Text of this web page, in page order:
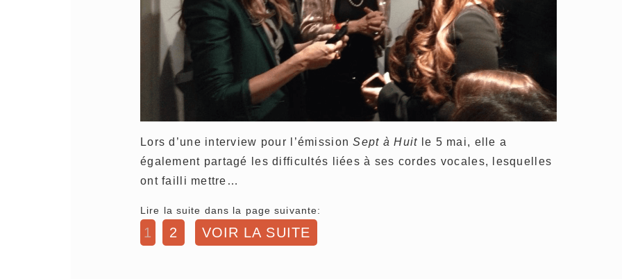
Lors d’une interview pour l’émissionSept à Huit le 5 mai, elle a
également partagé les difficultés liées à ses cordes vocales, lesquelles
ont failli mettre…
Lire la suite dans la page suivante:
1 2 VOIR LA SUITE